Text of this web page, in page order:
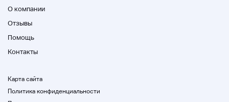
О компании
Отзывы
Помощь
Контакты
Карта сайта
Политика конфиденциальности